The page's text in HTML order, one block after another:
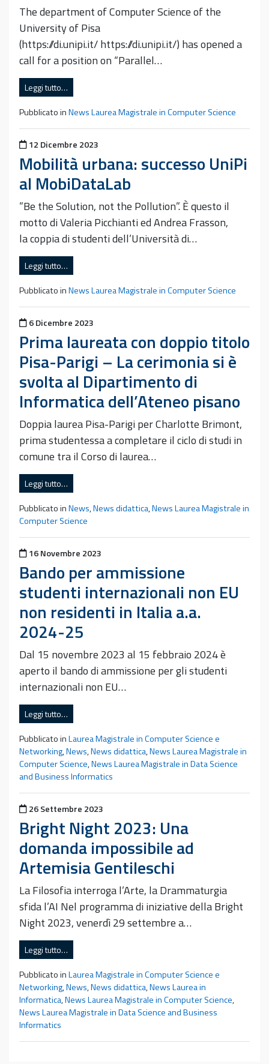
The department of Computer Science of the
University of Pisa
(https://di.unipi.it/ https://di.unipi.it/) has opened a
call for a position on “Parallel…
Leggi tutto…
Pubblicato inNews Laurea Magistrale in Computer Science
Pubblicato il
12 Dicembre 2023
Mobilità urbana: successo UniPi
al MobiDataLab
”Be the Solution, not the Pollution”. È questo il
motto di Valeria Picchianti ed Andrea Frasson,
la coppia di studenti dell’Università di…
Leggi tutto…
Pubblicato inNews Laurea Magistrale in Computer Science
Pubblicato il
6 Dicembre 2023
Prima laureata con doppio titolo
Pisa-Parigi – La cerimonia si è
svolta al Dipartimento di
Informatica dell’Ateneo pisano
Doppia laurea Pisa-Parigi per Charlotte Brimont,
prima studentessa a completare il ciclo di studi in
comune tra il Corso di laurea…
Leggi tutto…
Pubblicato inNews,News didattica,News Laurea Magistrale in
Computer Science
Pubblicato il
16 Novembre 2023
Bando per ammissione
studenti internazionali non EU
non residenti in Italia a.a.
2024-25
Dal 15 novembre 2023 al 15 febbraio 2024 è
aperto il bando di ammissione per gli studenti
internazionali non EU…
Leggi tutto…
Pubblicato inLaurea Magistrale in Computer Science e
Networking,News,News didattica,News Laurea Magistrale in
Computer Science,News Laurea Magistrale in Data Science
and Business Informatics
Pubblicato il
26 Settembre 2023
Bright Night 2023: Una
domanda impossibile ad
Artemisia Gentileschi
La Filosofia interroga l’Arte, la Drammaturgia
sfida l’AI Nel programma di iniziative della Bright
Night 2023, venerdì 29 settembre a…
Leggi tutto…
Pubblicato inLaurea Magistrale in Computer Science e
Networking,News,News didattica,News Laurea in
Informatica,News Laurea Magistrale in Computer Science,
News Laurea Magistrale in Data Science and Business
Informatics